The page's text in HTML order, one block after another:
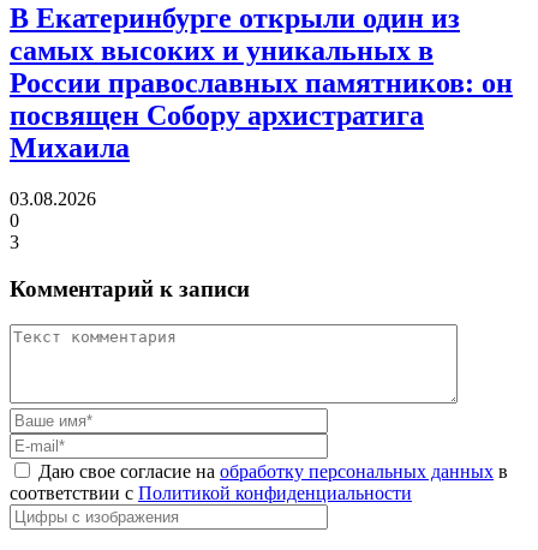
В Екатеринбурге открыли один из
самых высоких и уникальных в
России православных памятников: он
посвящен Собору архистратига
Михаила
03.08.2026
0
3
Комментарий к записи
Даю свое согласие на обработку персональных данных в
соответствии с Политикой конфиденциальности